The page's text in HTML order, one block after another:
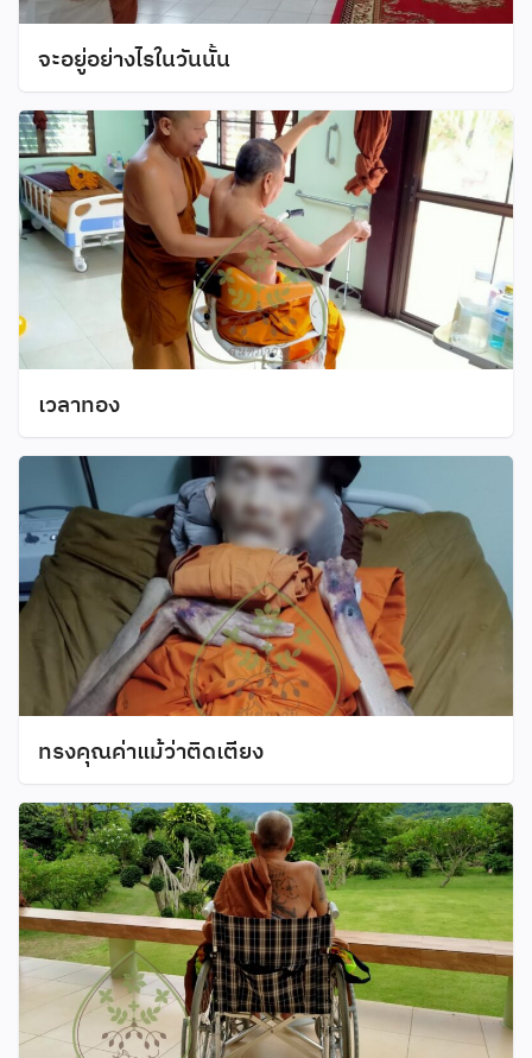
จะอยู่อย่างไรในวันนั้น
เวลาทอง
ทรงคุณค่าแม้ว่าติดเตียง